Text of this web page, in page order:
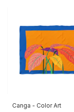
Canga - Color Art